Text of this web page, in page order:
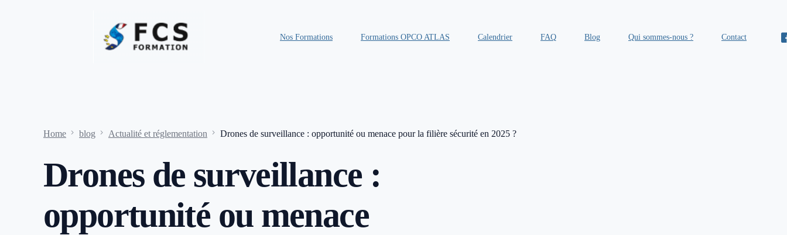
Nos Formations Formations OPCO ATLAS Calendrier FAQ Blog Qui sommes-nous ? Contact
Home blog Actualité et réglementation Drones de surveillance : opportunité ou menace pour la filière sécurité en 2025 ?
Drones de surveillance :
opportunité ou menace